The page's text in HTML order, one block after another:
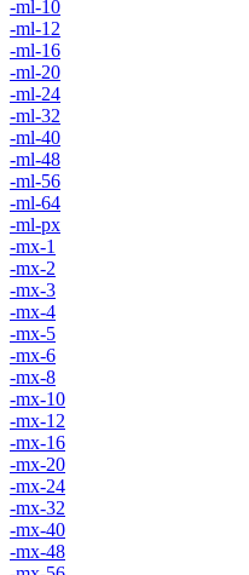
-ml-10
-ml-12
-ml-16
-ml-20
-ml-24
-ml-32
-ml-40
-ml-48
-ml-56
-ml-64
-ml-px
-mx-1
-mx-2
-mx-3
-mx-4
-mx-5
-mx-6
-mx-8
-mx-10
-mx-12
-mx-16
-mx-20
-mx-24
-mx-32
-mx-40
-mx-48